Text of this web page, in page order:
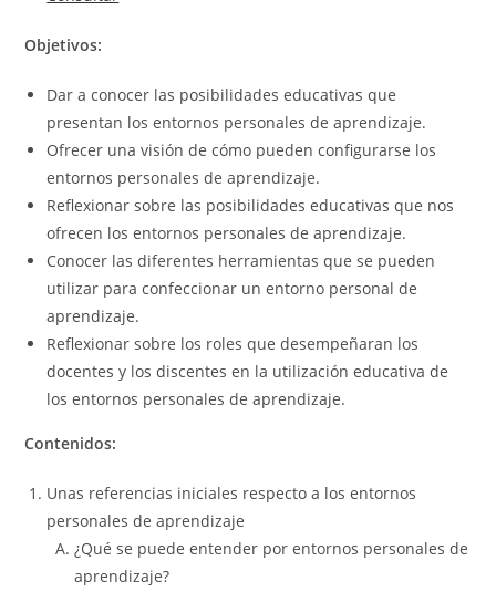
Objetivos:
Dar a conocer las posibilidades educativas que
presentan los entornos personales de aprendizaje.
Ofrecer una visión de cómo pueden configurarse los
entornos personales de aprendizaje.
Reflexionar sobre las posibilidades educativas que nos
ofrecen los entornos personales de aprendizaje.
Conocer las diferentes herramientas que se pueden
utilizar para confeccionar un entorno personal de
aprendizaje.
Reflexionar sobre los roles que desempeñaran los
docentes y los discentes en la utilización educativa de
los entornos personales de aprendizaje.
Contenidos:
Unas referencias iniciales respecto a los entornos
personales de aprendizaje
¿Qué se puede entender por entornos personales de
aprendizaje?